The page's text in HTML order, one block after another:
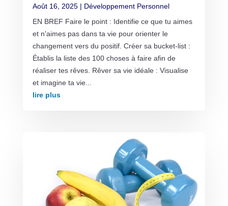
Août 16, 2025| Développement Personnel
EN BREF Faire le point : Identifie ce que tu aimes
et n'aimes pas dans ta vie pour orienter le
changement vers du positif. Créer sa bucket-list :
Établis la liste des 100 choses à faire afin de
réaliser tes rêves. Rêver sa vie idéale : Visualise
et imagine ta vie...
lire plus